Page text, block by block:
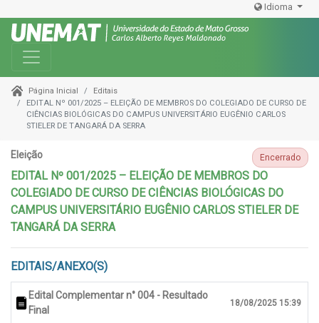
Idioma
Toggle navigation
Página Inicial
Editais
EDITAL Nº 001/2025 – ELEIÇÃO DE MEMBROS DO COLEGIADO DE CURSO DE
CIÊNCIAS BIOLÓGICAS DO CAMPUS UNIVERSITÁRIO EUGÊNIO CARLOS
STIELER DE TANGARÁ DA SERRA
Eleição Encerrado
EDITAL Nº 001/2025 – ELEIÇÃO DE MEMBROS DO
COLEGIADO DE CURSO DE CIÊNCIAS BIOLÓGICAS DO
CAMPUS UNIVERSITÁRIO EUGÊNIO CARLOS STIELER DE
TANGARÁ DA SERRA
EDITAIS/ANEXO(S)
Edital Complementar n° 004 - Resultado
Final
18/08/2025 15:39